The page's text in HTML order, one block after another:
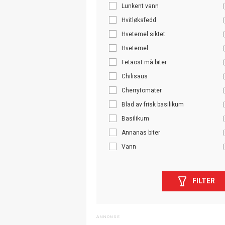
Lunkent vann
Hvitløksfedd
Hvetemel siktet
Hvetemel
Fetaost må biter
Chilisaus
Cherrytomater
Blad av frisk basilikum
Basilikum
Annanas biter
Vann
FILTER